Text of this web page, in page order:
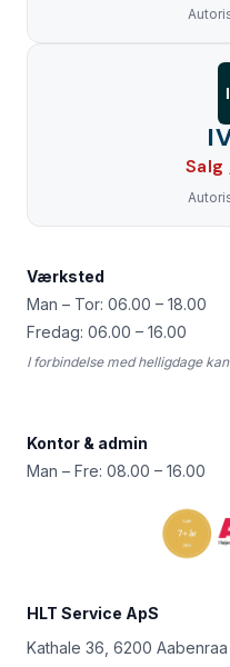
Værksted
Man – Tor: 06.00 – 18.00
Fredag: 06.00 – 16.00
I forbindelse med helligdage
Kontor & admin
Man – Fre: 08.00 – 16.00
HLT Service ApS
Kathale 36, 6200 Aabenraa